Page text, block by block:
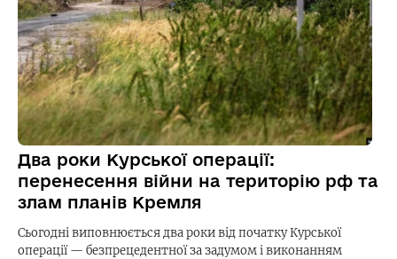
Два роки Курської операції:
перенесення війни на територію рф та
злам планів Кремля
Сьогодні виповнюється два роки від початку Курської
операції — безпрецедентної за задумом і виконанням